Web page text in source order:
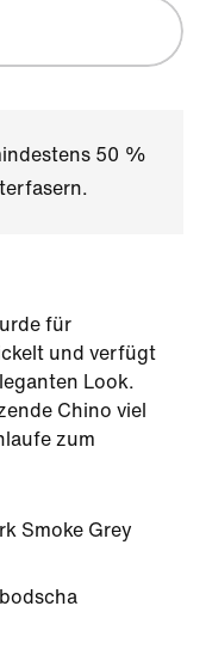
50 %
für
und verfügt
Look.
Chino viel
zum
Smoke Grey